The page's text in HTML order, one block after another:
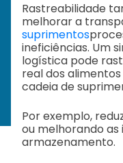
Rastreabilidade
melhorar a
suprimentos
ineficiências. Um
logística pode
real dos
cadeia de
Por exemplo,
ou melhorando as
armazenamento.